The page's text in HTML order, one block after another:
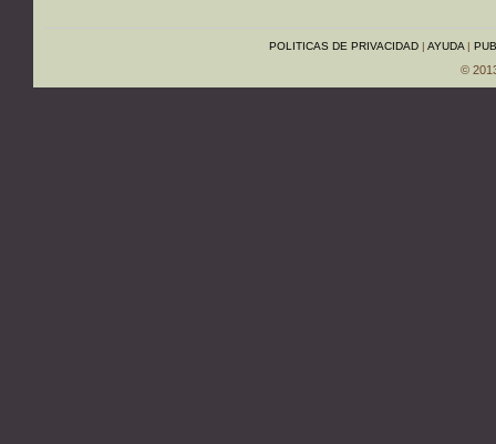
POLITICAS DE PRIVACIDAD| AYUDA|
©